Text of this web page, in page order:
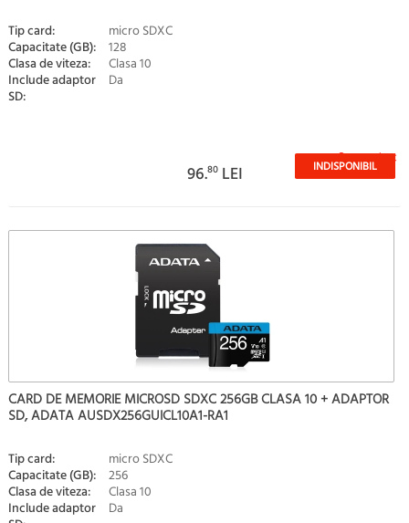
Tip card: micro SDXC
Capacitate (GB): 128
Clasa de viteza: Clasa 10
Include adaptor
SD:
Da
Stoc epuizat
96.80 LEI INDISPONIBIL
CARD DE MEMORIE MICROSD SDXC 256GB CLASA 10 + ADAPTOR
SD, ADATA AUSDX256GUICL10A1-RA1
Tip card: micro SDXC
Capacitate (GB): 256
Clasa de viteza: Clasa 10
Include adaptor Da